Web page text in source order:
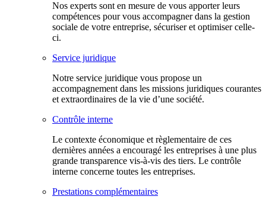
Nos experts sont en mesure de vous apporter leurs
compétences pour vous accompagner dans la gestion
sociale de votre entreprise, sécuriser et optimiser celle-
ci.
Service juridique
Notre service juridique vous propose un
accompagnement dans les missions juridiques courantes
et extraordinaires de la vie d’une société.
Contrôle interne
Le contexte économique et règlementaire de ces
dernières années a encouragé les entreprises à une plus
grande transparence vis-à-vis des tiers. Le contrôle
interne concerne toutes les entreprises.
Prestations complémentaires